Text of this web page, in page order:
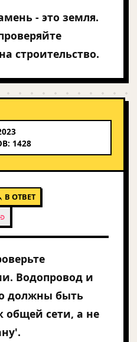
- это земля.
строительство.
1428
В ОТВЕТ
Водопровод и
должны быть
общей сети, а не